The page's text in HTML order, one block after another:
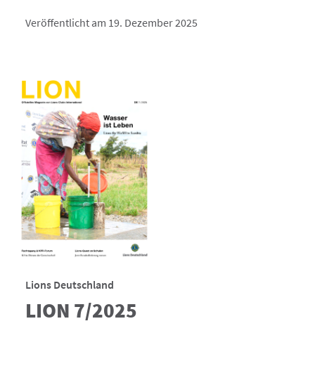
Veröffentlicht am 19. Dezember 2025
Lions Deutschland
LION 7/2025